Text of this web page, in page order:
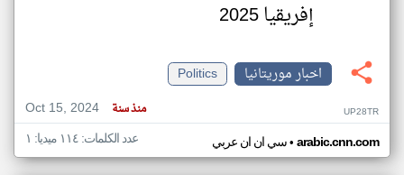
إفريقيا 2025
اخبار موريتانيا
Politics
Oct 15, 2024
منذ سنة UP28TR
سي ان ان عربي• arabic.cnn.com عدد الكلمات: ١١٤ ميديا: ١